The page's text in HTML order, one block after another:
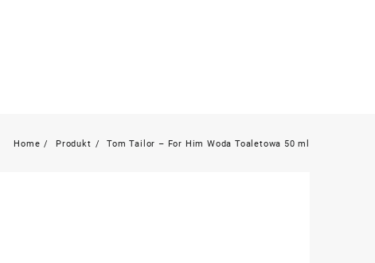
Home Produkt Tom Tailor – For Him Woda Toaletowa 50 ml